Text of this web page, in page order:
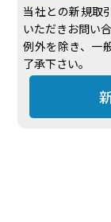
当社との新規取
いただきお問い
例外を除き、一
了承下さい。